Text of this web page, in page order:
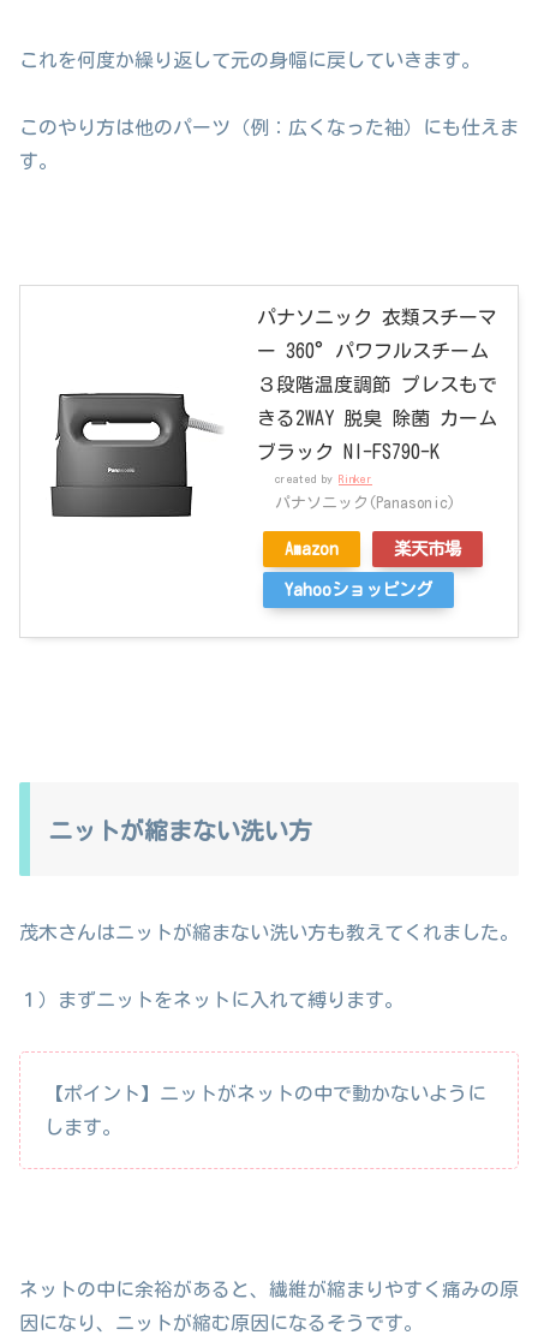
これを何度か繰り返して元の身幅に戻していきます。
このやり方は他のパーツ（例：広くなった袖）にも仕えま
す。
パナソニック 衣類スチーマ
ー 360°パワフルスチーム
３段階温度調節 プレスもで
きる2WAY 脱臭 除菌 カーム
ブラック NI-FS790-K
created by Rinker
パナソニック(Panasonic)
Amazon 楽天市場
Yahooショッピング
ニットが縮まない洗い方
茂木さんはニットが縮まない洗い方も教えてくれました。
１）まずニットをネットに入れて縛ります。
【ポイント】ニットがネットの中で動かないように
します。
ネットの中に余裕があると、繊維が縮まりやすく痛みの原
因になり、ニットが縮む原因になるそうです。